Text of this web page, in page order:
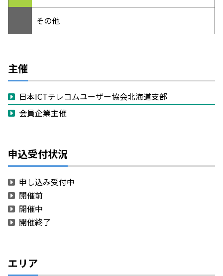
その他
主催
日本ICTテレコムユーザー協会北海道支部
会員企業主催
申込受付状況
申し込み受付中
開催前
開催中
開催終了
エリア